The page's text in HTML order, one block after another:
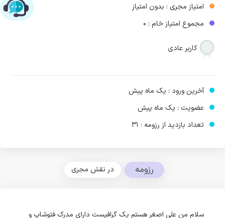
امتیاز مجری : بدون امتیاز
مجموع امتیاز خام : 0
کاربر عادی
آخرین ورود : یک ماه پیش
عضویت : یک ماه پیش
تعداد بازدید از رزومه : 31
رزومه در نقش مجری
سلام من علی اصغر هستم یک گرافیست دارای مدرک فتوشاپ و
چت با پشتیبانی پارس‌کدرز